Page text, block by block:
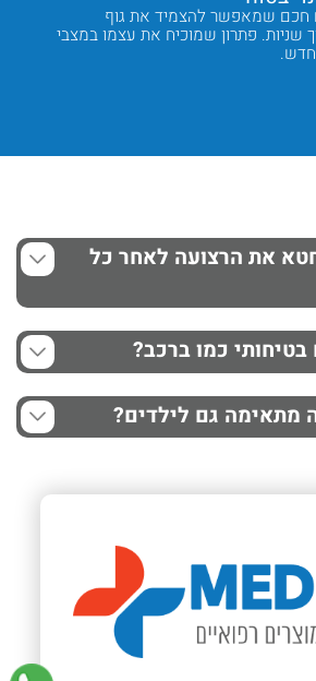
חכם שמאפשר להצמיד את גוף
שניות. פתרון שמוכיח את עצמו במצבי
את הרצועה לאחר כל
כמו ברכב?
מתאימה גם לילדים?